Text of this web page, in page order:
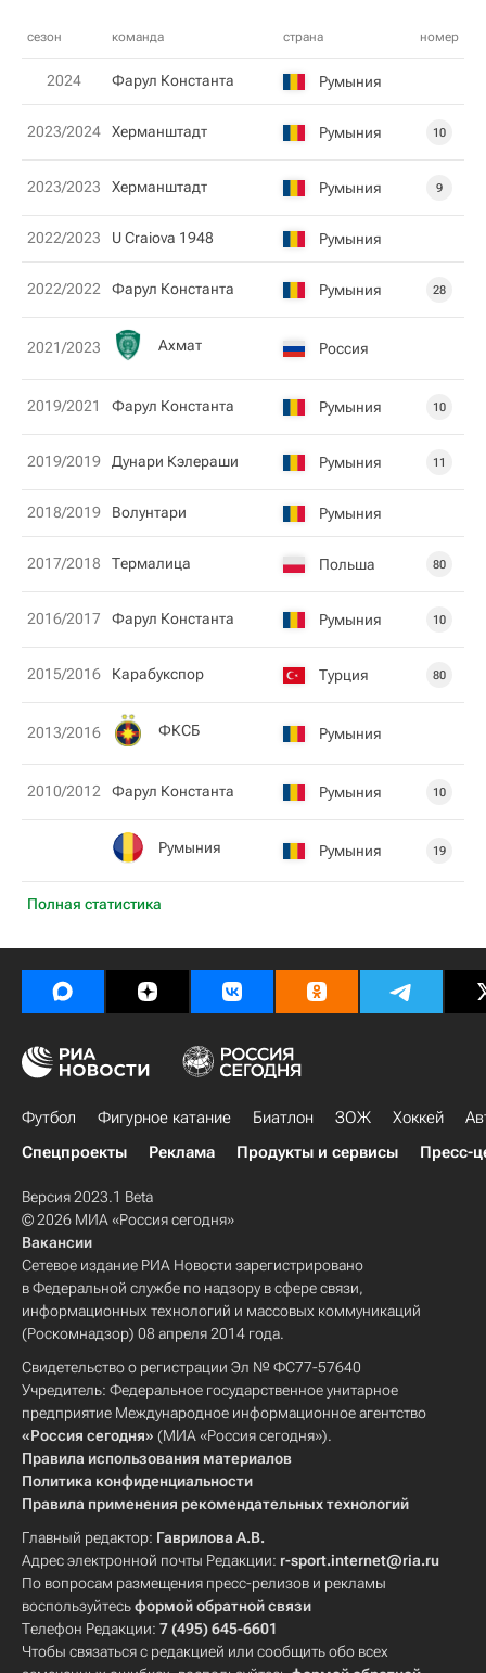
сезон команда страна номер
Полная статистика
2024 Фарул Константа Румыния
2023/2024 Херманштадт Румыния 10
2023/2023 Херманштадт Румыния 9
2022/2023 U Craiova 1948 Румыния
2022/2022 Фарул Константа Румыния 28
2021/2023 Ахмат Россия
2019/2021 Фарул Константа Румыния 10
2019/2019 Дунари Кэлераши Румыния 11
2018/2019 Волунтари Румыния
2017/2018 Термалица Польша 80
2016/2017 Фарул Константа Румыния 10
2015/2016 Карабукспор Турция 80
2013/2016 ФКСБ Румыния
2010/2012 Фарул Константа Румыния 10
Румыния Румыния 19
Футбол Фигурное катание Биатлон ЗОЖ Хоккей
Спецпроекты
Реклама Продукты и сервисы Пресс-
Версия 2023.1 Beta
© 2026 МИА «Россия сегодня»
Вакансии
Сетевое издание РИА Новости зарегистрировано
в Федеральной службе по надзору в сфере связи,
информационных технологий и массовых коммуникаций
(Роскомнадзор) 08 апреля 2014 года.
Свидетельство о регистрации Эл № ФС77-57640
Учредитель: Федеральное государственное унитарное
предприятие Международное информационное агентство
«Россия сегодня» (МИА «Россия сегодня»).
Правила использования материалов
Политика конфиденциальности
Правила применения рекомендательных технологий
Главный редактор: Гаврилова А.В.
Адрес электронной почты Редакции: r-sport.internet@ria.ru
По вопросам размещения пресс-релизов и рекламы
воспользуйтесьформой обратной связи
Телефон Редакции: 7 (495) 645-6601
Чтобы связаться с редакцией или сообщить обо всех